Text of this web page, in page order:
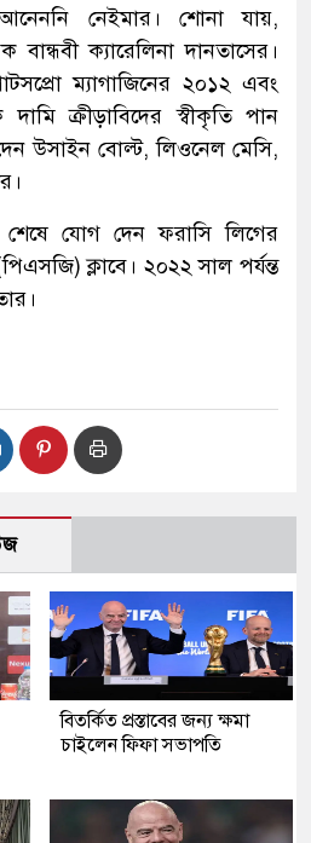
নেইমার। শোনা যায়,
বান্ধবী ক্যারেলিনা দানতাসের।
ম্যাগাজিনের ২০১২ এবং
ক্রীড়াবিদের স্বীকৃতি পান
উসাইন বোল্ট, লিওনেল মেসি,
শেষে যোগ দেন ফরাসি লিগের
ক্লাবে। ২০২২ সাল পর্যন্ত
বিতর্কিত প্রস্তাবের জন্য ক্ষমা
চাইলেন ফিফা সভাপতি